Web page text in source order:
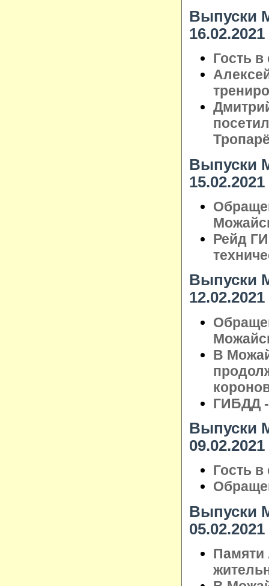
Выпуски
16.02.2021
Гость
Выпуски
15.02.2021
Рейд
Выпуски
12.02.2021
В
ГИБДД
Выпуски
09.02.2021
Гость
Выпуски
05.02.2021
Памяти